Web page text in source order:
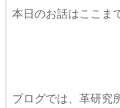
本日のお話はここ
ブログでは、革研究